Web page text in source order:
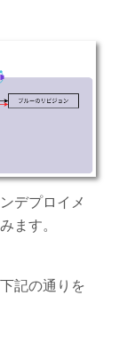
デプロイメ
ます。
記の通りを